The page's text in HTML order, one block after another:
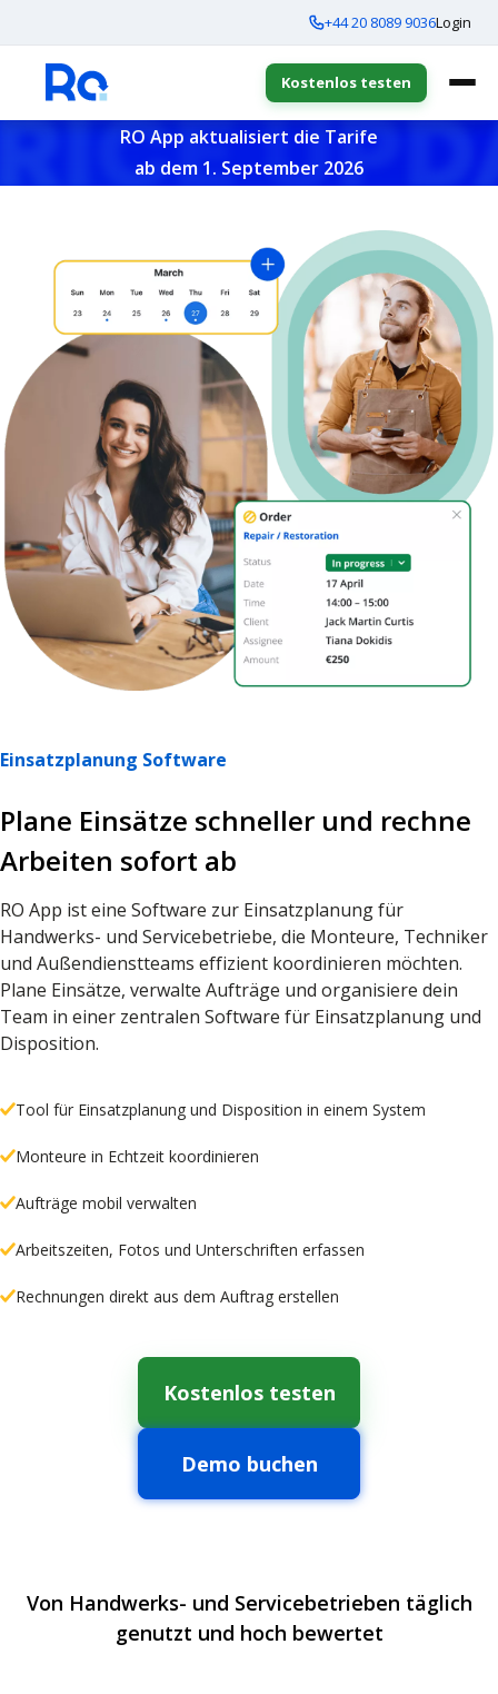
+44 20 8089 9036Login
Kostenlos testen
RO App aktualisiert die Tarife
ab dem 1. September 2026
Einsatzplanung Software
Plane Einsätze schneller und rechne
Arbeiten sofort ab
RO App ist eine Software zur Einsatzplanung für
Handwerks- und Servicebetriebe, die Monteure, Techniker
und Außendienstteams effizient koordinieren möchten.
Plane Einsätze, verwalte Aufträge und organisiere dein
Team in einer zentralen Software für Einsatzplanung und
Disposition.
Tool für Einsatzplanung und Disposition in einem System
Monteure in Echtzeit koordinieren
Aufträge mobil verwalten
Arbeitszeiten, Fotos und Unterschriften erfassen
Rechnungen direkt aus dem Auftrag erstellen
Kostenlos testen
Demo buchen
Von Handwerks- und Servicebetrieben täglich
genutzt und hoch bewertet